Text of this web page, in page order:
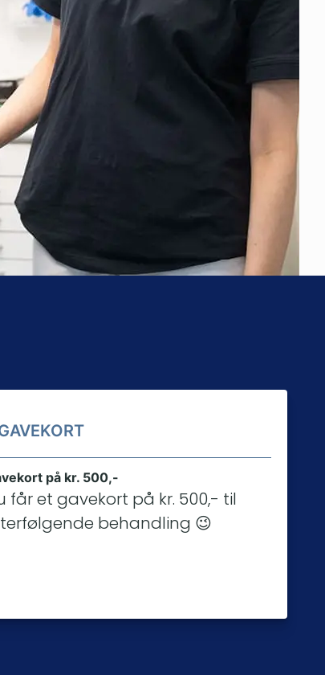
på kr. 500,-
får et gavekort på kr. 500,- til
behandling Smil
😉